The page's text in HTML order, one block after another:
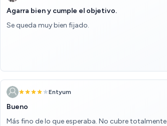
Agarra bien y cumple el objetivo.
Se queda muy bien fijado.
Entyum
Bueno
Más fino de lo que esperaba. No cubre totalmente